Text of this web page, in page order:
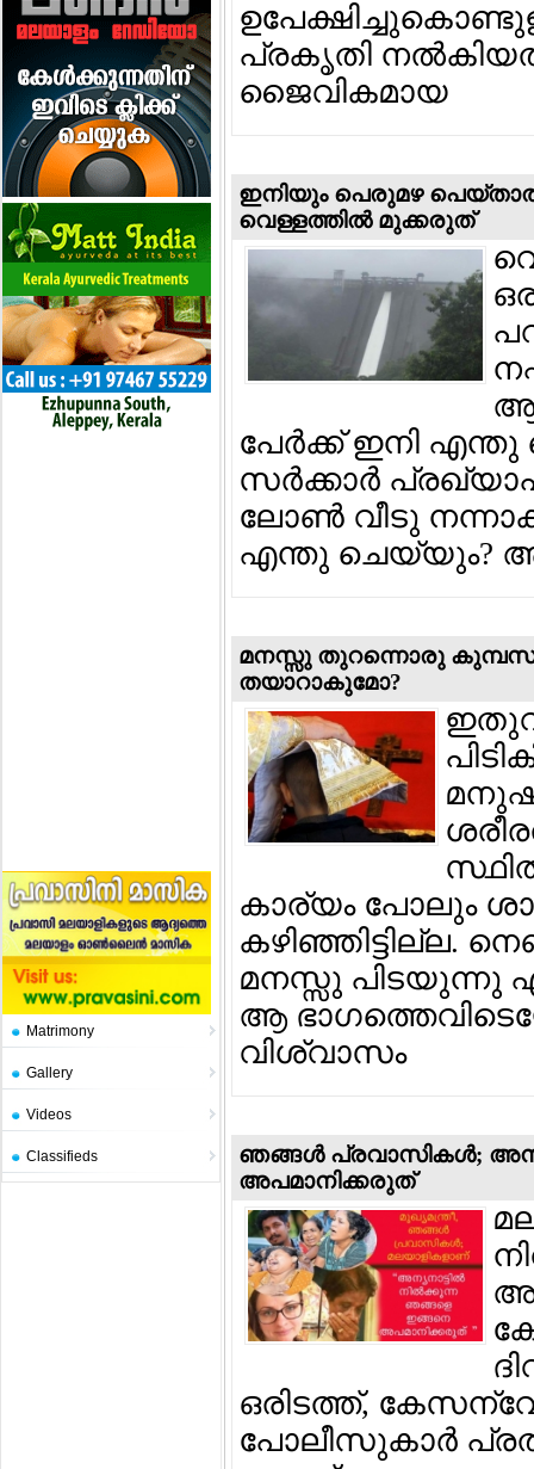
Matrimony
Gallery
Videos
Classifieds
പ്രകൃതി
ജൈവികമായ
ഇനിയും പെരുമഴ
വെള്ളത്തില്‍ മുക്കരുത്
പേര്‍ക്ക് ഇനി
സര്‍ക്കാര്‍
ലോണ്‍ വീടു
എന്തു ചെയ്യും?
മനസ്സു തുറന്നൊരു
തയാറാകുമോ?
കാര്യം പോലും
കഴിഞ്ഞിട്ടില്ല.
മനസ്സു പിടയുന്നു
ആ
വിശ്വാസം
ഞങ്ങള്‍ പ്രവാസികള്‍;
അപമാനിക്കരുത്
ഒരിടത്ത്,
പോലീസുകാര്‍